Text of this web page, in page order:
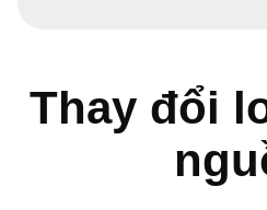
Thay đổi